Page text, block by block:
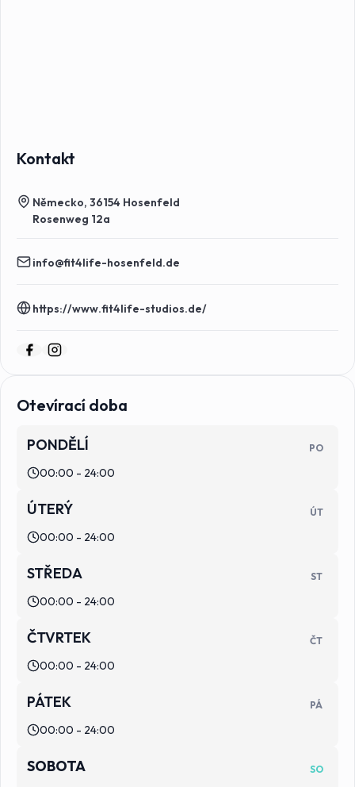
Kontakt
Německo, 36154 Hosenfeld
Rosenweg 12a
info@fit4life-hosenfeld.de
https://www.fit4life-studios.de/
Otevírací doba
PONDĚLÍ PO
00:00 - 24:00
ÚTERÝ ÚT
00:00 - 24:00
STŘEDA ST
00:00 - 24:00
ČTVRTEK ČT
00:00 - 24:00
PÁTEK PÁ
00:00 - 24:00
SOBOTA SO